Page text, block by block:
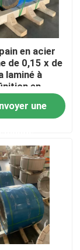
en acier
de 0,15 x de
laminé à
en
bande 3/4H
une